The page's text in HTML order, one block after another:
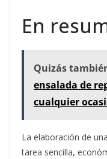
En
Quizás
ensalada de
cualquier
La elaboración de
tarea sencilla,